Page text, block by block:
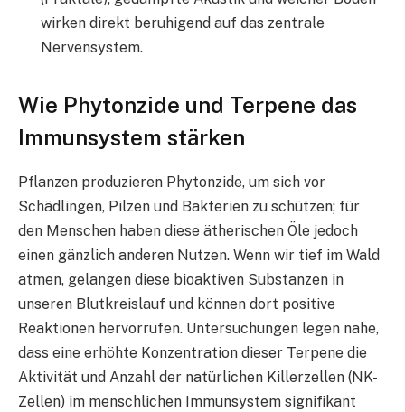
wirken direkt beruhigend auf das zentrale
Nervensystem.
Wie Phytonzide und Terpene das
Immunsystem stärken
Pflanzen produzieren Phytonzide, um sich vor
Schädlingen, Pilzen und Bakterien zu schützen; für
den Menschen haben diese ätherischen Öle jedoch
einen gänzlich anderen Nutzen. Wenn wir tief im Wald
atmen, gelangen diese bioaktiven Substanzen in
unseren Blutkreislauf und können dort positive
Reaktionen hervorrufen. Untersuchungen legen nahe,
dass eine erhöhte Konzentration dieser Terpene die
Aktivität und Anzahl der natürlichen Killerzellen (NK-
Zellen) im menschlichen Immunsystem signifikant